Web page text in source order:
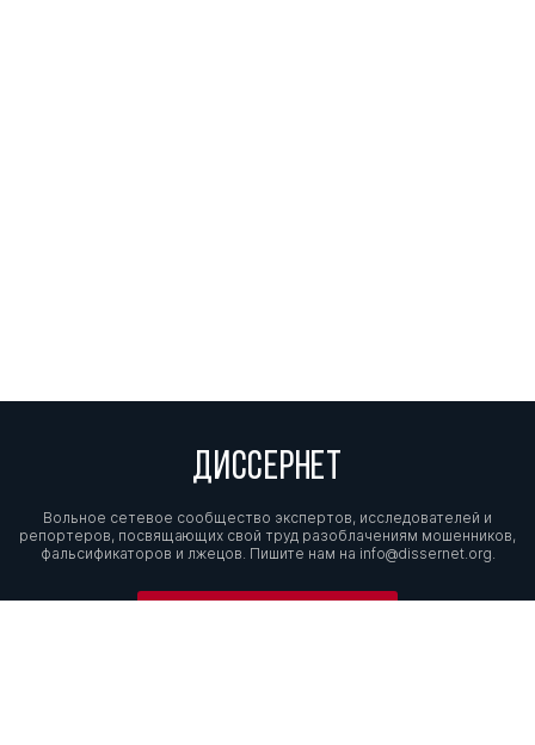
ДИССЕРНЕТ
Вольное сетевое сообщество экспертов, исследователей и
репортеров, посвящающих свой труд разоблачениям мошенников,
фальсификаторов и лжецов. Пишите нам на info@dissernet.org.